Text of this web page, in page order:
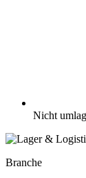
Nicht
Branche